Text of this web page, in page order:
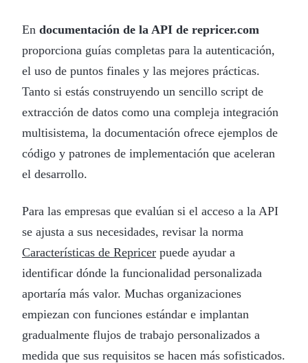
En documentación de la API de repricer.com
proporciona guías completas para la autenticación,
el uso de puntos finales y las mejores prácticas.
Tanto si estás construyendo un sencillo script de
extracción de datos como una compleja integración
multisistema, la documentación ofrece ejemplos de
código y patrones de implementación que aceleran
el desarrollo.
Para las empresas que evalúan si el acceso a la API
se ajusta a sus necesidades, revisar la norma
Características de Repricer puede ayudar a
identificar dónde la funcionalidad personalizada
aportaría más valor. Muchas organizaciones
empiezan con funciones estándar e implantan
gradualmente flujos de trabajo personalizados a
medida que sus requisitos se hacen más sofisticados.